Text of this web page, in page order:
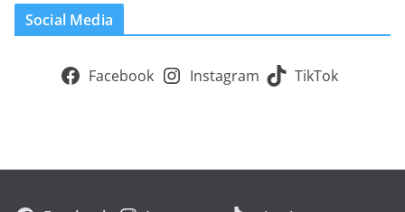
Social Media
Facebook Instagram TikTok